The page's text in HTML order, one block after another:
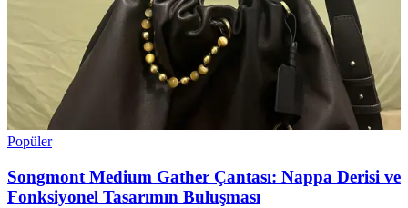
Popüler
Songmont Medium Gather Çantası: Nappa Derisi ve
Fonksiyonel Tasarımın Buluşması